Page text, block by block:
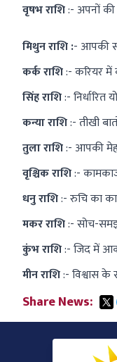
वृषभ राशि:- अपनों
मिथुन राशि :- आपकी
कर्क राशि:- करियर में
सिंह राशि:-
कन्या राशि:- तीखी
तुला राशि:- आपकी
वृश्चिक राशि:-
धनु राशि:- रुचि का
मकर राशि:- सोच-
कुंभ राशि:- जिद में
मीन राशि:- विश्वास के
Share News: